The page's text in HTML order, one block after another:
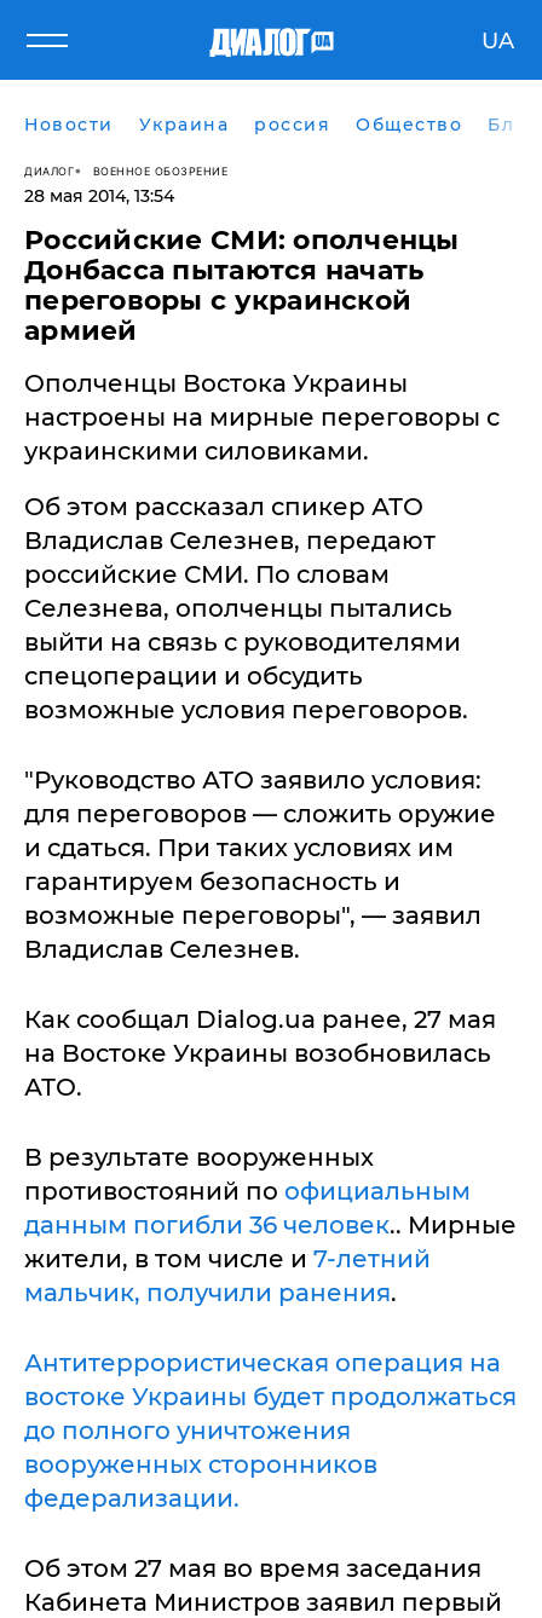
UA
Новости Украина россия Общество
ДИАЛОГ ВОЕННОЕ ОБОЗРЕНИЕ
28 мая 2014, 13:54
Российские СМИ: ополченцы
Донбасса пытаются начать
переговоры с украинской
армией
Ополченцы Востока Украины
настроены на мирные переговоры с
украинскими силовиками.
Об этом рассказал спикер АТО
Владислав Селезнев, передают
российские СМИ. По словам
Селезнева, ополченцы пытались
выйти на связь с руководителями
спецоперации и обсудить
возможные условия переговоров.
"Руководство АТО заявило условия:
для переговоров — сложить оружие
и сдаться. При таких условиях им
гарантируем безопасность и
возможные переговоры", — заявил
Владислав Селезнев.
Как сообщал Dialog.ua ранее, 27 мая
на Востоке Украины возобновилась
АТО.
В результате вооруженных
противостояний по официальным
данным погибли 36 человек.. Мирные
жители, в том числе и 7-летний
мальчик, получили ранения.
Антитеррористическая операция на
востоке Украины будет продолжаться
до полного уничтожения
вооруженных сторонников
федерализации.
Об этом 27 мая во время заседания
Кабинета Министров заявил первый